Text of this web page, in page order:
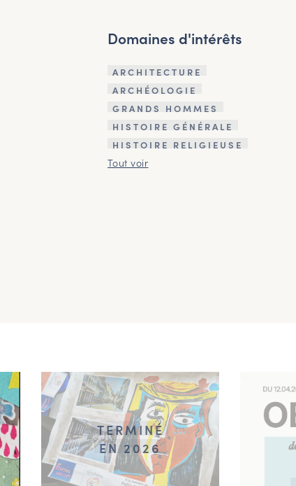
Domaines d'intérêts
ARCHITECTURE
ARCHÉOLOGIE
GRANDS HOMMES
HISTOIRE GÉNÉRALE
HISTOIRE RELIGIEUSE
Tout voir
TERMINÉ
EN 2026